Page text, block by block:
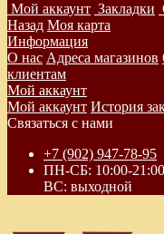
Мой аккаунт Закладки
Назад Моя карта
Информация
О нас Адреса магазинов
клиентам
Мой аккаунт
Мой аккаунт История
Связаться с нами
+7 (902) 947-78-95
ПН-СБ: 10:00-21:00
ВС: выходной